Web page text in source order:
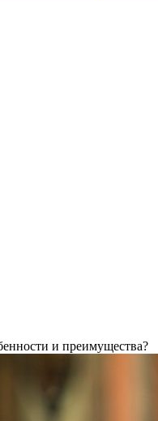
и преимущества?